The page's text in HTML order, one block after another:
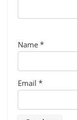
Name *
Email *